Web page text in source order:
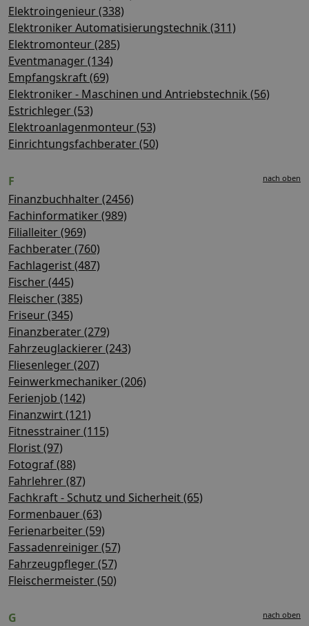
Elektroingenieur (338)
Elektroniker Automatisierungstechnik (311)
Elektromonteur (285)
Eventmanager (134)
Empfangskraft (69)
Elektroniker - Maschinen und Antriebstechnik (56)
Estrichleger (53)
Elektroanlagenmonteur (53)
Einrichtungsfachberater (50)
F nach oben
Finanzbuchhalter (2456)
Fachinformatiker (989)
Filialleiter (969)
Fachberater (760)
Fachlagerist (487)
Fischer (445)
Fleischer (385)
Friseur (345)
Finanzberater (279)
Fahrzeuglackierer (243)
Fliesenleger (207)
Feinwerkmechaniker (206)
Ferienjob (142)
Finanzwirt (121)
Fitnesstrainer (115)
Florist (97)
Fotograf (88)
Fahrlehrer (87)
Fachkraft - Schutz und Sicherheit (65)
Formenbauer (63)
Ferienarbeiter (59)
Fassadenreiniger (57)
Fahrzeugpfleger (57)
Fleischermeister (50)
G nach oben